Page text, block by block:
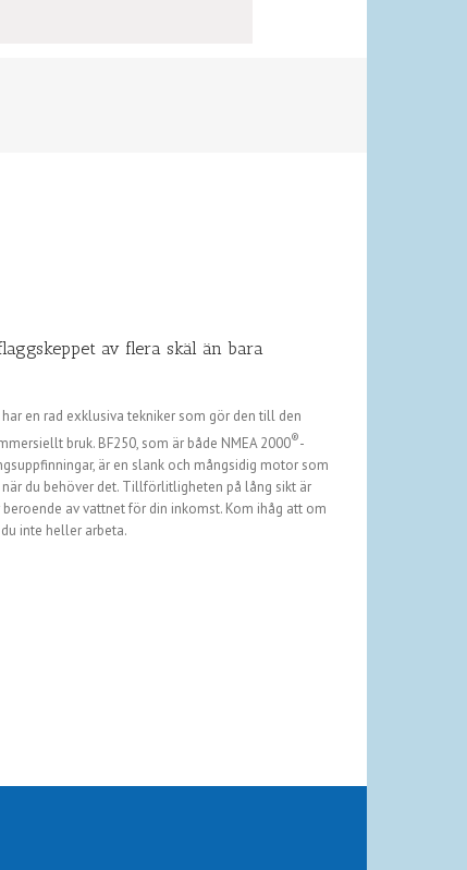
av flera skäl än bara
en rad exklusiva tekniker som gör den till den
bruk. BF250, som är både NMEA 2000®-
är en slank och mångsidig motor som
när du behöver det. Tillförlitligheten på lång sikt är
av vattnet för din inkomst. Kom ihåg att om
inte heller arbeta.